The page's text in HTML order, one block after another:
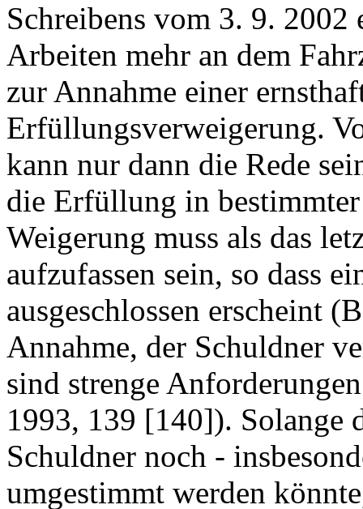
Schreibens vom 3. 9.
Arbeiten mehr an dem
zur Annahme einer
Erfüllungsverweigerung.
kann nur dann die Rede
die Erfüllung in
Weigerung muss als das
aufzufassen sein, so dass
ausgeschlossen erscheint
Annahme, der Schuldner
sind strenge
1993, 139 [140]). Solange
Schuldner noch -
umgestimmt werden